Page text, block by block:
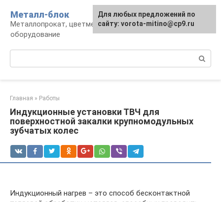
контенту
Металл-блок
Металлопрокат, цветмет, обработка и
оборудование
Главная » Работы
Индукционные установки ТВЧ для
поверхностной закалки крупномодульных
зубчатых колес
Индукционный нагрев – это способ бесконтактной
Для любых предложений по
сайту: vorota-mitino@cp9.ru